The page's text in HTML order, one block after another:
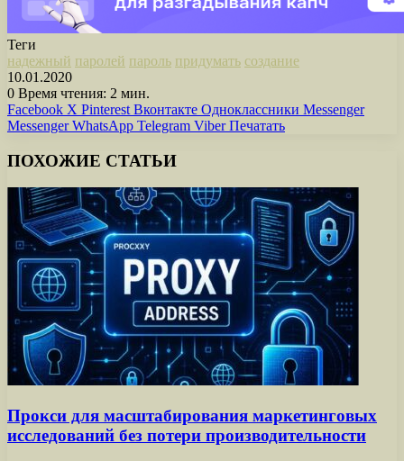
Теги
надежный паролей пароль придумать создание
10.01.2020
0 Время чтения: 2 мин.
Facebook X Pinterest Вконтакте Одноклассники Messenger
Messenger WhatsApp Telegram Viber Печатать
ПОХОЖИЕ СТАТЬИ
Прокси для масштабирования маркетинговых
исследований без потери производительности